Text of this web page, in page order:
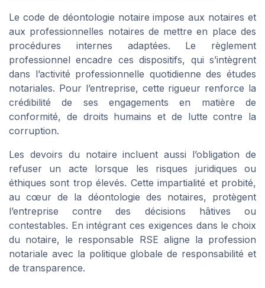
Le code de déontologie notaire impose aux notaires et
aux professionnelles notaires de mettre en place des
procédures internes adaptées. Le règlement
professionnel encadre ces dispositifs, qui s’intègrent
dans l’activité professionnelle quotidienne des études
notariales. Pour l’entreprise, cette rigueur renforce la
crédibilité de ses engagements en matière de
conformité, de droits humains et de lutte contre la
corruption.
Les devoirs du notaire incluent aussi l’obligation de
refuser un acte lorsque les risques juridiques ou
éthiques sont trop élevés. Cette impartialité et probité,
au cœur de la déontologie des notaires, protègent
l’entreprise contre des décisions hâtives ou
contestables. En intégrant ces exigences dans le choix
du notaire, le responsable RSE aligne la profession
notariale avec la politique globale de responsabilité et
de transparence.